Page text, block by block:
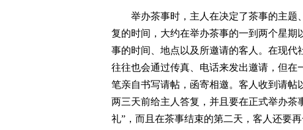
举办茶事时，主人在决定了茶事的主题
复的时间，大约在举办茶事的一到两个星
事的时间、地点以及所邀请的客人。在现
往往也会通过传真、电话来发出邀请，但
笔亲自书写请帖，函寄相邀。客人收到请
两三天前给主人答复，并且要在正式举办
礼”，而且在茶事结束的第二天，客人还要